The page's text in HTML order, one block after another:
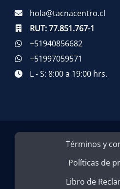
hola@tacnacentro.cl
RUT:77.851.767-1
+51940856682
+51997059571
L - S: 8:00 a 19:00 hrs.
Términos y
Políticas de
Libro de